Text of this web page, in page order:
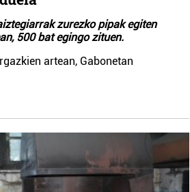
zurezko pipak egiten
500 bat egingo zituen.
artean, Gabonetan